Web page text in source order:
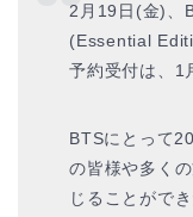
2月19日(金)、
(Essential
予約受付は、1
BTSにとって
の皆様や多く
じることがで